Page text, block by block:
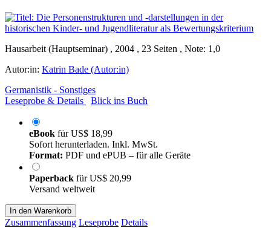
Hausarbeit (Hauptseminar) , 2004 , 23 Seiten , Note: 1,0
Autor:in: Katrin Bade (Autor:in)
Germanistik - Sonstiges
Leseprobe & Details
Blick ins Buch
eBook fürUS$ 18,99
Sofort herunterladen. Inkl. MwSt.
Format: PDF und ePUB – für alle Geräte
Paperback fürUS$ 20,99
Versand weltweit
In den Warenkorb
Zusammenfassung Leseprobe Details